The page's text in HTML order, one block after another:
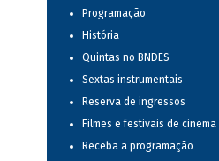
Programação
História
Quintas no BNDES
Sextas instrumentais
Reserva de ingressos
Filmes e festivais de cinema
Receba a programação